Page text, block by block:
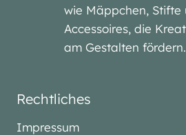
wie Mäppchen, Stifte
Accessoires, die
am Gestalten fördern.
Rechtliches
Impressum